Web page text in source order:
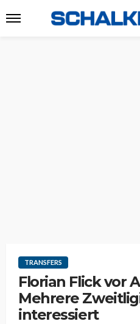
TRANSFERS
Florian Flick vor
Mehrere
interessiert